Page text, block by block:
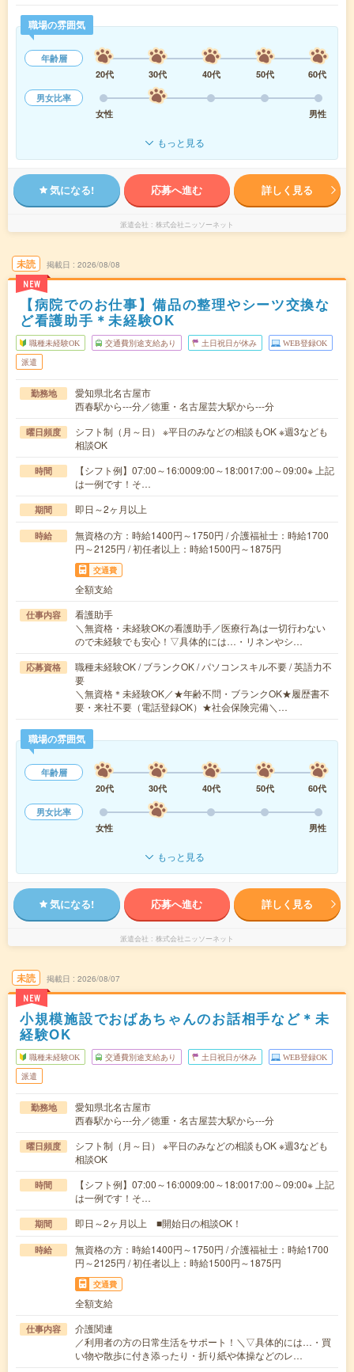
職場の雰囲気
年齢層
20代
30代 40代 50代
60代
男女比率
女性
男性
もっと見る
気になる! 応募へ進む 詳しく見る
派遣会社 株式会社ニッソーネット
未読
NEW
掲載日 2026/08/08
【病院でのお仕事】備品の整理やシーツ交換な
ど看護助手＊未経験OK
職種未経験OK 交通費別途支給あり 土日祝日が休み WEB登録OK
派遣
勤務地
愛知県北名古屋市
西春駅から---分／徳重・名古屋芸大駅から---分
曜日頻度
シフト制（月～日） ※平日のみなどの相談もOK ※週3なども
相談OK
時間
【シフト例】07:00～16:0009:00～18:0017:00～09:00※ 上記
は一例です！そ…
期間 即日～2ヶ月以上
時給
無資格の方：時給1400円～1750円 / 介護福祉士：時給1700
円～2125円 / 初任者以上：時給1500円～1875円
交通費
全額支給
仕事内容
看護助手
＼無資格・未経験OKの看護助手／医療行為は一切行わない
ので未経験でも安心！▽具体的には…・リネンやシ…
応募資格
職種未経験OK / ブランクOK / パソコンスキル不要 / 英語力不
要
＼無資格＊未経験OK／★年齢不問・ブランクOK★履歴書不
要・来社不要（電話登録OK）★社会保険完備＼…
職場の雰囲気
年齢層
20代
30代 40代 50代
60代
男女比率
女性
男性
もっと見る
気になる! 応募へ進む 詳しく見る
派遣会社 株式会社ニッソーネット
未読
NEW
掲載日 2026/08/07
小規模施設でおばあちゃんのお話相手など＊未
経験OK
職種未経験OK 交通費別途支給あり 土日祝日が休み WEB登録OK
派遣
勤務地
愛知県北名古屋市
西春駅から---分／徳重・名古屋芸大駅から---分
曜日頻度
シフト制（月～日） ※平日のみなどの相談もOK ※週3なども
相談OK
時間
【シフト例】07:00～16:0009:00～18:0017:00～09:00※ 上記
は一例です！そ…
期間 即日～2ヶ月以上 ■開始日の相談OK！
時給
無資格の方：時給1400円～1750円 / 介護福祉士：時給1700
円～2125円 / 初任者以上：時給1500円～1875円
交通費
全額支給
仕事内容
介護関連
／利用者の方の日常生活をサポート！＼▽具体的には…・買
い物や散歩に付き添ったり・折り紙や体操などのレ…